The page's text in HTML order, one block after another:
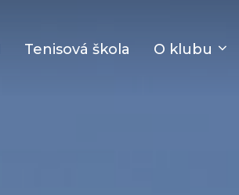
Tenisová škola O klubu